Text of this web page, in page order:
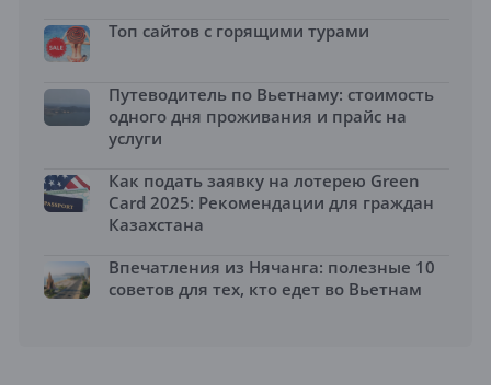
Топ сайтов с горящими турами
Путеводитель по Вьетнаму: стоимость
одного дня проживания и прайс на
услуги
Как подать заявку на лотерею Green
Card 2025: Рекомендации для граждан
Казахстана
Впечатления из Нячанга: полезные 10
советов для тех, кто едет во Вьетнам